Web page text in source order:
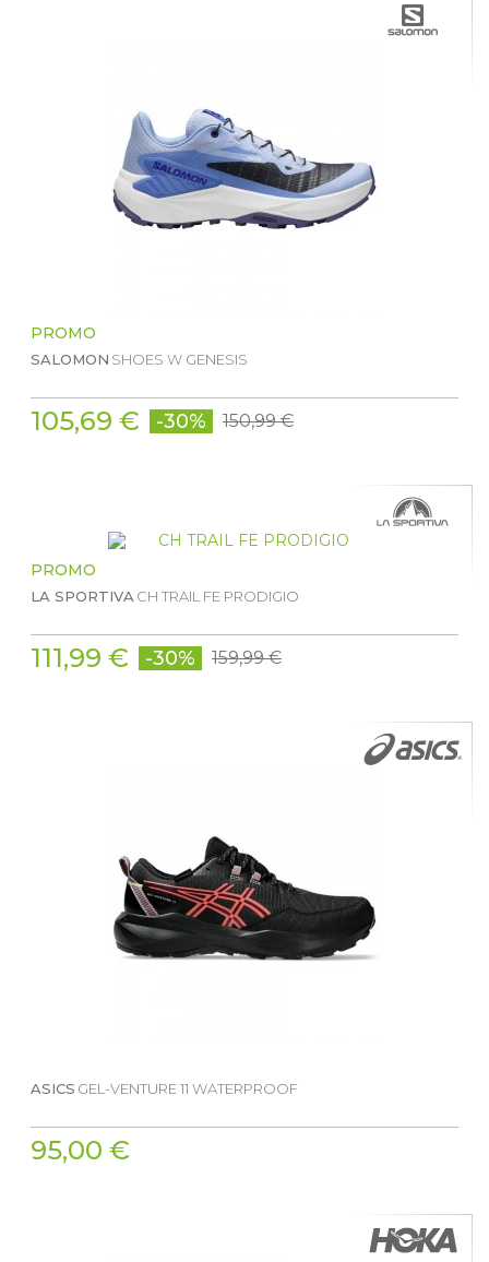
PROMO
SALOMON SHOES W GENESIS
105,69 € -30% 150,99 €
PROMO
LA SPORTIVA CH TRAIL FE PRODIGIO
111,99 € -30% 159,99 €
ASICS GEL-VENTURE 11 WATERPROOF
95,00 €